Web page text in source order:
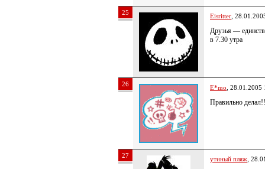
25 Eisritter ,
Друзья —
в 7.30 утра
26 E*mo , 28.01.2005
Правильно
27 утиный пляж ,